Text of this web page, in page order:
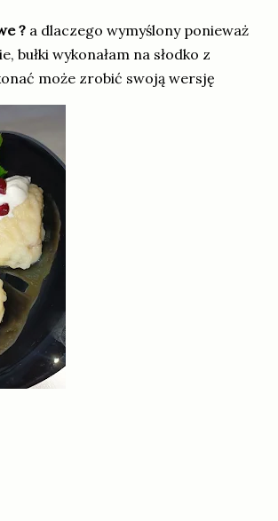
? a dlaczego wymyślony ponieważ
wykonałam na słodko z
może zrobić swoją wersję